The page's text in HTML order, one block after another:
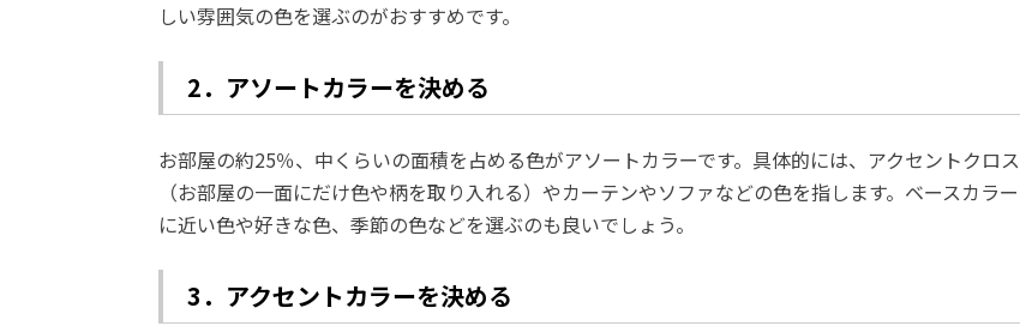
しい雰囲気の色を選ぶのがおすすめです。
2．アソートカラーを決める
お部屋の約25％、中くらいの面積を占める色がアソートカラーです。具体的には、アクセントクロス
（お部屋の一面にだけ色や柄を取り入れる）やカーテンやソファなどの色を指します。ベースカラー
に近い色や好きな色、季節の色などを選ぶのも良いでしょう。
3．アクセントカラーを決める